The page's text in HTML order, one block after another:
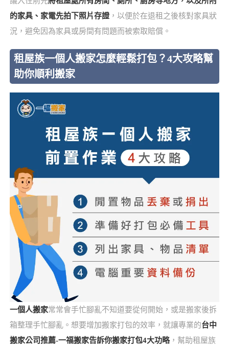
的家具、家電先拍下照片存證，以便於在退租之後核對家具狀
況，避免因為家具或房間有問題而被索取賠償。
租屋族一個人搬家怎麼輕鬆打包？4大攻略幫
助你順利搬家
一個人搬家常常會手忙腳亂不知道要從何開始，或是搬家後拆
箱整理手忙腳亂。想要增加搬家打包的效率，就讓專業的台中
搬家公司推薦-一福搬家告訴你搬家打包4大功略，幫助租屋族